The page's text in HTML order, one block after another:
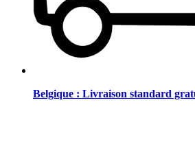
Belgique : Livraison standard